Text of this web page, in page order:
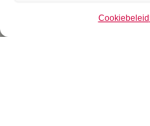
Cookiebeleid